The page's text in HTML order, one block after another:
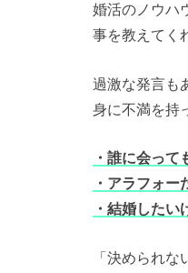
婚活のノウハ
事を教えてく
過激な発言も
身に不満を持
・誰に会っ
・アラフォ
・結婚した
「決められ